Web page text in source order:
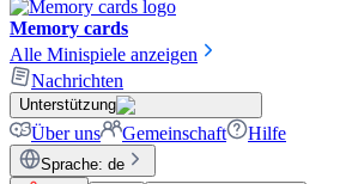
Memory cards
Alle Minispiele anzeigen
Nachrichten
Unterstützung
Über uns Gemeinschaft Hilfe
Sprache: de